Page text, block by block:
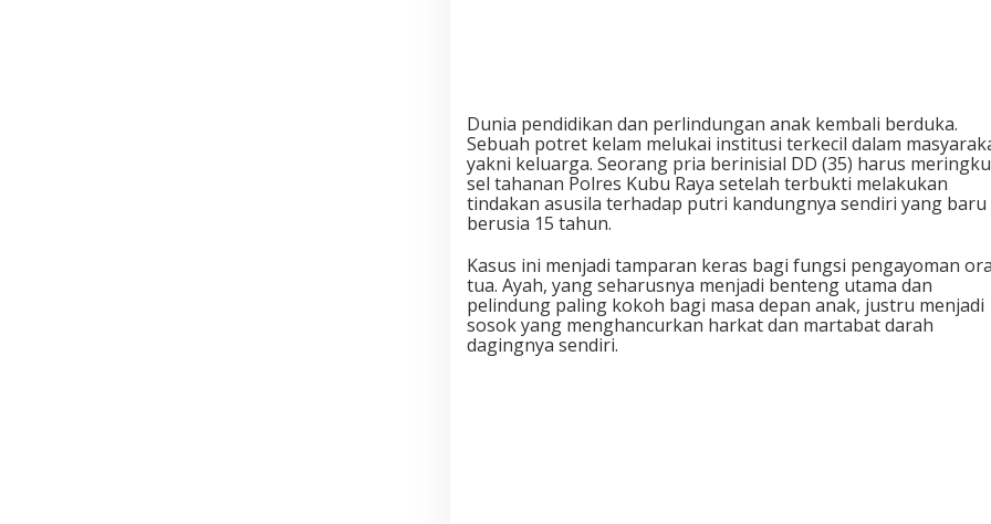
Dunia pendidikan dan perlindungan anak kembali berduka.
Sebuah potret kelam melukai institusi terkecil dalam
yakni keluarga. Seorang pria berinisial DD (35) harus
sel tahanan Polres Kubu Raya setelah terbukti melakukan
tindakan asusila terhadap putri kandungnya sendiri yang baru
berusia 15 tahun.
Kasus ini menjadi tamparan keras bagi fungsi pengayoman
tua. Ayah, yang seharusnya menjadi benteng utama dan
pelindung paling kokoh bagi masa depan anak, justru menjadi
sosok yang menghancurkan harkat dan martabat darah
dagingnya sendiri.